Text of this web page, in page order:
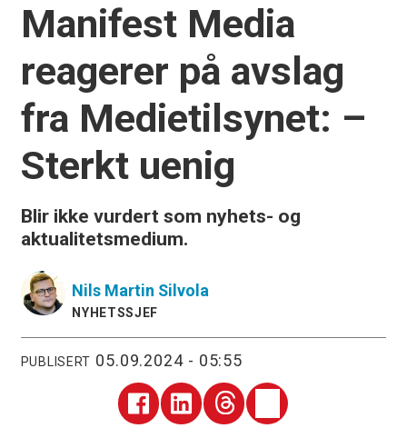
Manifest Media
reagerer på avslag
fra Medietilsynet: –
Sterkt uenig
Blir ikke vurdert som nyhets- og
aktualitetsmedium.
Nils Martin Silvola
NYHETSSJEF
PUBLISERT 05.09.2024 - 05:55